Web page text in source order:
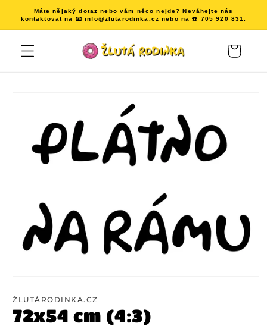
Přejít k
obsahu
Máte nějaký dotaz nebo vám něco nejde? Neváhejte nás
kontaktovat na 📧 info@zlutarodinka.cz nebo na ☎️ 705 920 831.
Košík
produktu
ŽLUTÁRODINKA.CZ
72x54 cm (4:3)